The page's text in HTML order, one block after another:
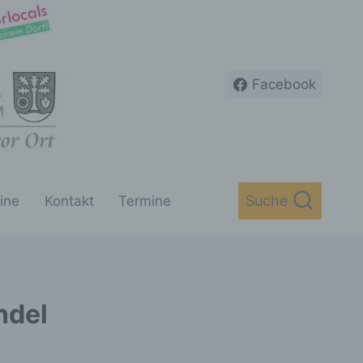
Facebook
Kontakt Termine Suche